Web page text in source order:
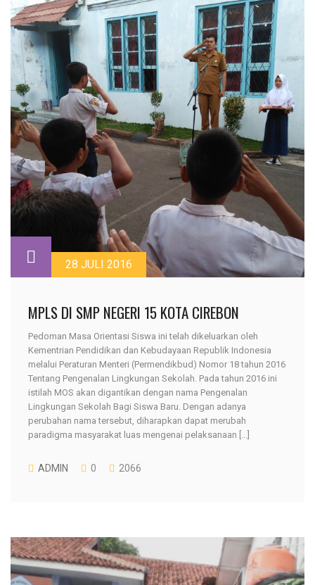
28 JULI 2016
MPLS DI SMP NEGERI 15 KOTA CIREBON
Pedoman Masa Orientasi Siswa ini telah dikeluarkan oleh
Kementrian Pendidikan dan Kebudayaan Republik Indonesia
melalui Peraturan Menteri (Permendikbud) Nomor 18 tahun 2016
Tentang Pengenalan Lingkungan Sekolah. Pada tahun 2016 ini
istilah MOS akan digantikan dengan nama Pengenalan
Lingkungan Sekolah Bagi Siswa Baru. Dengan adanya
perubahan nama tersebut, diharapkan dapat merubah
paradigma masyarakat luas mengenai pelaksanaan [...]
ADMIN 0 2066